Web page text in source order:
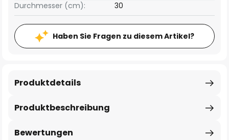
Durchmesser (cm):
30
Haben Sie Fragen zu diesem Artikel?
Produktbeschreibung
Produktdetails
Bewertungen